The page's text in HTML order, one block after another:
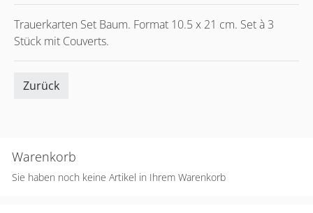
Warenkorb
Sie haben noch keine Artikel in Ihrem Warenkorb
Trauerkarten Set Baum. Format 10.5 x 21 cm. Set à 3
Stück mit Couverts.
Zurück